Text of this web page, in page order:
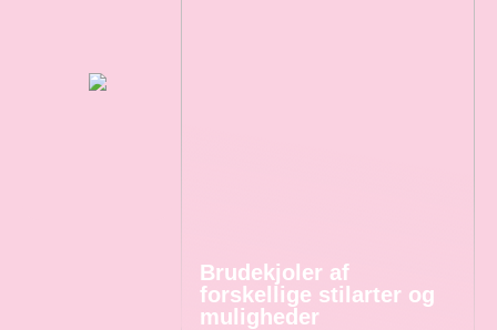
Brudekjoler af
forskellige stilarter og
muligheder